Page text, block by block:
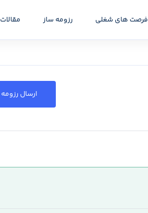
فرصت های شغلی رزومه ساز مقالات
ارسال رزومه